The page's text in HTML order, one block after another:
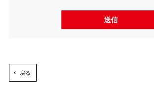
送信
戻る